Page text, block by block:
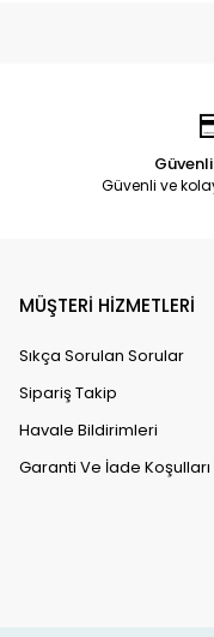
Güvenli ve
MÜŞTERİ HİZMETLERİ
Sıkça Sorulan Sorular
Sipariş Takip
Havale Bildirimleri
Garanti Ve İade Koşulları